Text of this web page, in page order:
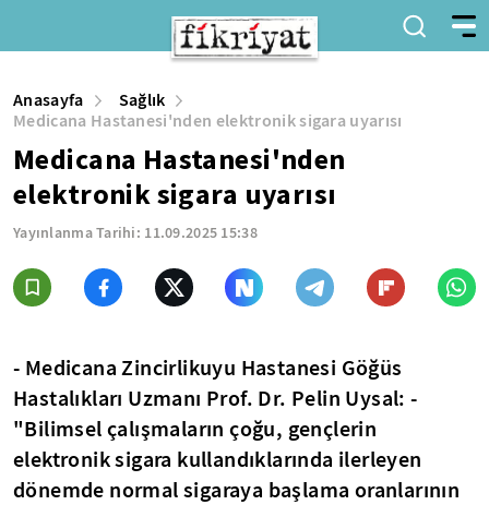
Anasayfa
Sağlık
Medicana Hastanesi'nden elektronik sigara uyarısı
Medicana Hastanesi'nden
elektronik sigara uyarısı
Yayınlanma Tarihi: 11.09.2025 15:38
- Medicana Zincirlikuyu Hastanesi Göğüs
Hastalıkları Uzmanı Prof. Dr. Pelin Uysal: -
"Bilimsel çalışmaların çoğu, gençlerin
elektronik sigara kullandıklarında ilerleyen
dönemde normal sigaraya başlama oranlarının